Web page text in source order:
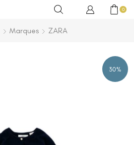
0
Marques ZARA
30%